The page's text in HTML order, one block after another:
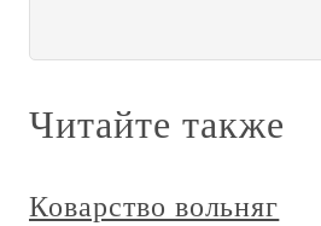
Читайте также
Коварство вольняг